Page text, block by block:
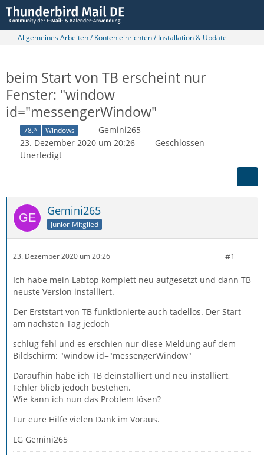
Allgemeines Arbeiten / Konten einrichten / Installation & Update
beim Start von TB erscheint nur
Fenster: "window
id="messengerWindow"
78.* Windows
Gemini265
23. Dezember 2020 um 20:26
Geschlossen
Unerledigt
Gemini265
Junior-Mitglied
23. Dezember 2020 um 20:26 #1
Ich habe mein Labtop komplett neu aufgesetzt und dann TB
neuste Version installiert.
Der Erststart von TB funktionierte auch tadellos. Der Start
am nächsten Tag jedoch
schlug fehl und es erschien nur diese Meldung auf dem
Bildschirm: "window id="messengerWindow"
Daraufhin habe ich TB deinstalliert und neu installiert,
Fehler blieb jedoch bestehen.
Wie kann ich nun das Problem lösen?
Für eure Hilfe vielen Dank im Voraus.
LG Gemini265